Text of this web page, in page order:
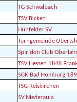
TG Schwalbach
TSV Bicken
Hünfelder SV
Turngemeinde
Spiridon Club
TSV Hessen 1848
SGK Bad Homburg
TSG Reiskirchen
SV Niederaula